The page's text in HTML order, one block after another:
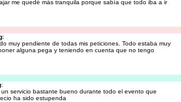
me quedé más tranquila porque sabía que todo iba a ir
:
muy pendiente de todas mis peticiones. Todo estaba muy
alguna pega y teniendo en cuenta que no tengo
:
servicio bastante bueno durante todo el evento que
ha sido estupenda